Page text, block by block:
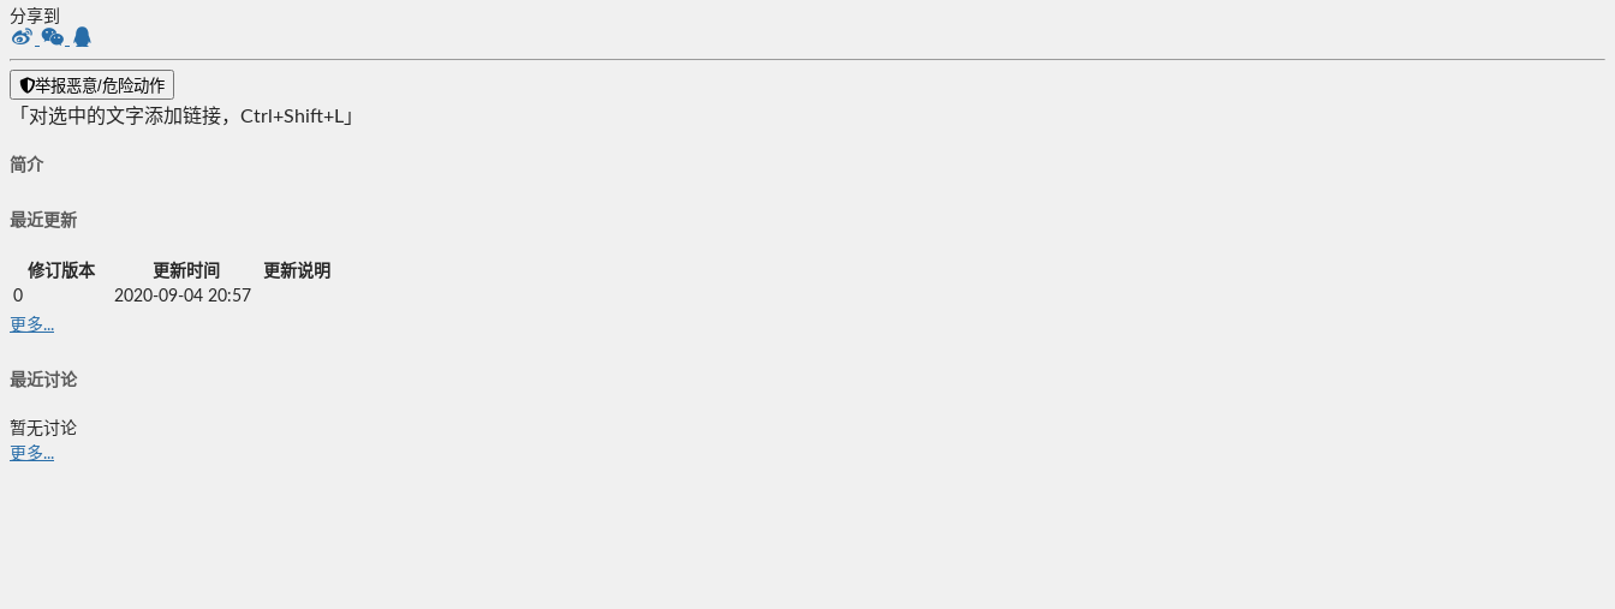
分享到
举报恶意/危险动作
「对选中的文字添加链接，Ctrl+Shift+L」
简介
最近更新
修订版本 更新时间
更新说明
0
2020-09-04 20:57
更多...
最近讨论
暂无讨论
更多...